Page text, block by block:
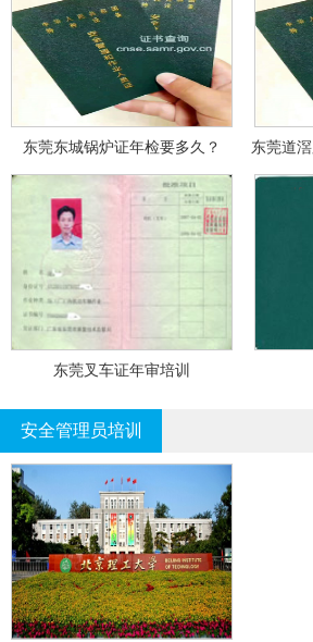
东莞东城锅炉证年检要多久？ 东莞道
东莞叉车证年审培训
安全管理员培训